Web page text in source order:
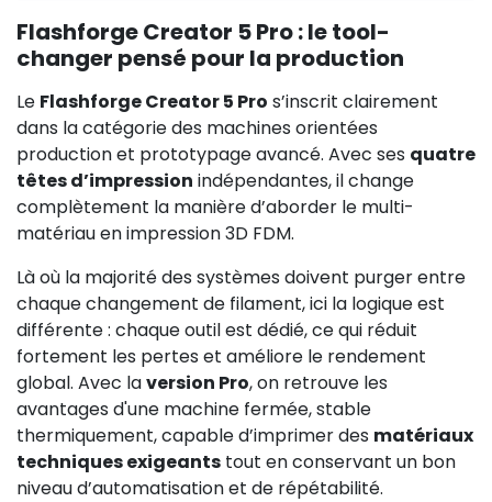
Flashforge Creator 5 Pro : le tool-
changer pensé pour la production
Le Flashforge Creator 5 Pro s’inscrit clairement
dans la catégorie des machines orientées
production et prototypage avancé. Avec ses quatre
têtes d’impression indépendantes, il change
complètement la manière d’aborder le multi-
matériau en impression 3D FDM.
Là où la majorité des systèmes doivent purger entre
chaque changement de filament, ici la logique est
différente : chaque outil est dédié, ce qui réduit
fortement les pertes et améliore le rendement
global. Avec laversion Pro, on retrouve les
avantages d'une machine fermée, stable
thermiquement, capable d’imprimer des matériaux
techniques exigeants tout en conservant un bon
niveau d’automatisation et de répétabilité.